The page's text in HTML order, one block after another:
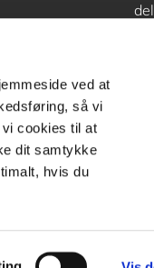
ved at
så vi
cookies til at
dit samtykke
hvis du